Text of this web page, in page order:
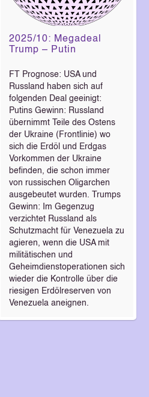
2025/10: Megadeal
Trump – Putin
FT Prognose: USA und
Russland haben sich auf
folgenden Deal geeinigt:
Putins Gewinn: Russland
übernimmt Teile des Ostens
der Ukraine (Frontlinie) wo
sich die Erdöl und Erdgas
Vorkommen der Ukraine
befinden, die schon immer
von russischen Oligarchen
ausgebeutet wurden. Trumps
Gewinn: Im Gegenzug
verzichtet Russland als
Schutzmacht für Venezuela zu
agieren, wenn die USA mit
militätischen und
Geheimdienstoperationen sich
wieder die Kontrolle über die
riesigen Erdölreserven von
Venezuela aneignen.